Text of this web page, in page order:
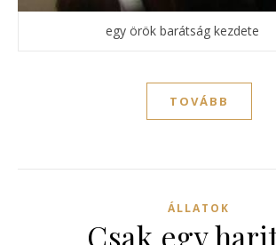
egy örök barátság kezdete
TOVÁBB
ÁLLATOK
Csak egy